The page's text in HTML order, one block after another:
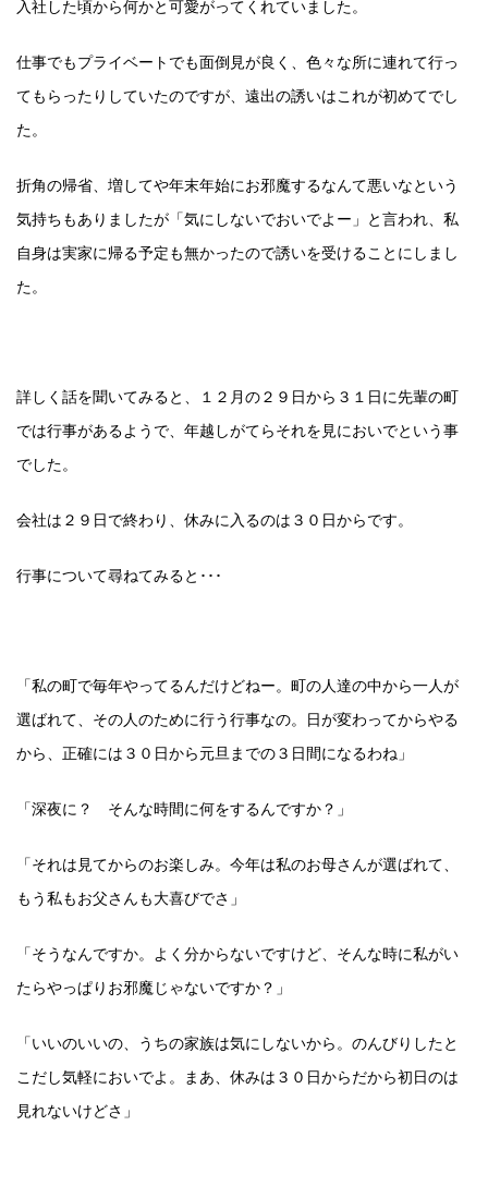
入社した頃から何かと可愛がってくれていました。
仕事でもプライベートでも面倒見が良く、色々な所に連れて行っ
てもらったりしていたのですが、遠出の誘いはこれが初めてでし
た。
折角の帰省、増してや年末年始にお邪魔するなんて悪いなという
気持ちもありましたが「気にしないでおいでよー」と言われ、私
自身は実家に帰る予定も無かったので誘いを受けることにしまし
た。
詳しく話を聞いてみると、１２月の２９日から３１日に先輩の町
では行事があるようで、年越しがてらそれを見においでという事
でした。
会社は２９日で終わり、休みに入るのは３０日からです。
行事について尋ねてみると･･･
「私の町で毎年やってるんだけどねー。町の人達の中から一人が
選ばれて、その人のために行う行事なの。日が変わってからやる
から、正確には３０日から元旦までの３日間になるわね」
「深夜に？ そんな時間に何をするんですか？」
「それは見てからのお楽しみ。今年は私のお母さんが選ばれて、
もう私もお父さんも大喜びでさ」
「そうなんですか。よく分からないですけど、そんな時に私がい
たらやっぱりお邪魔じゃないですか？」
「いいのいいの、うちの家族は気にしないから。のんびりしたと
こだし気軽においでよ。まあ、休みは３０日からだから初日のは
見れないけどさ」